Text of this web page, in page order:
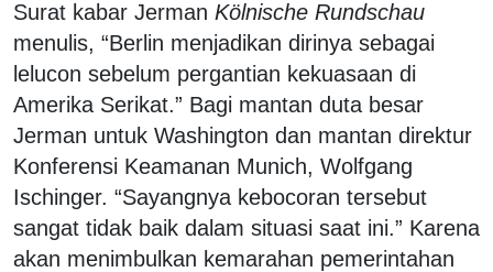
Surat kabar Jerman Kölnische Rundschau
menulis, “Berlin menjadikan dirinya sebagai
lelucon sebelum pergantian kekuasaan di
Amerika Serikat.” Bagi mantan duta besar
Jerman untuk Washington dan mantan direktur
Konferensi Keamanan Munich, Wolfgang
Ischinger. “Sayangnya kebocoran tersebut
sangat tidak baik dalam situasi saat ini.” Karena
akan menimbulkan kemarahan pemerintahan